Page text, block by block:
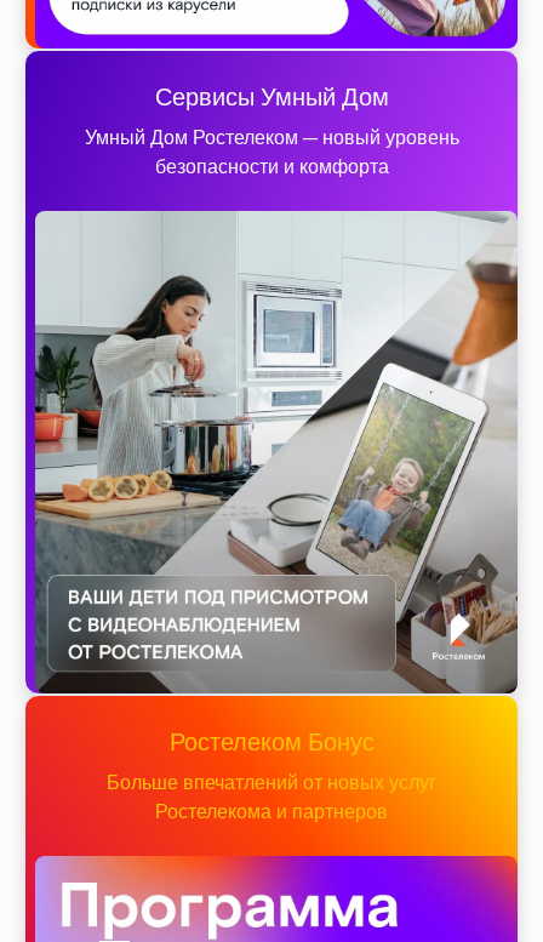
Сервисы Умный Дом
Умный Дом Ростелеком — новый уровень
безопасности и комфорта
Ростелеком Бонус
Больше впечатлений от новых услуг
Ростелекома и партнеров